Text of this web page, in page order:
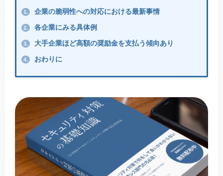
1. 企業の脆弱性への対応における最新事情
2. 各企業にみる具体例
3. 大手企業ほど高額の奨励金を支払う傾向あり
4. おわりに